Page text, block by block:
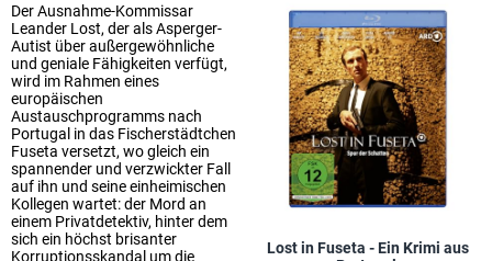
Lost in Fuseta - Ein Krimi aus
Der Ausnahme-Kommissar
Leander Lost, der als Asperger-
Autist über außergewöhnliche
und geniale Fähigkeiten verfügt,
wird im Rahmen eines
europäischen
Austauschprogramms nach
Portugal in das Fischerstädtchen
Fuseta versetzt, wo gleich ein
spannender und verzwickter Fall
auf ihn und seine einheimischen
Kollegen wartet: der Mord an
einem Privatdetektiv, hinter dem
sich ein höchst brisanter
Korruptionsskandal um die